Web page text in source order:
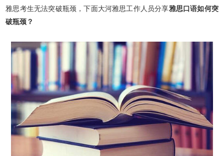
雅思考生无法突破瓶颈，下面大河雅思工作人员分享雅思口语如何突
破瓶颈？